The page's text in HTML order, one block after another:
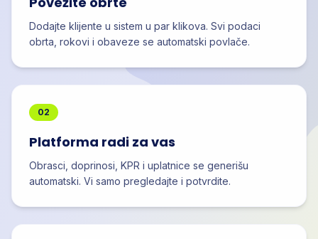
Dodajte klijente u sistem u par klikova. Svi podaci
obrta, rokovi i obaveze se automatski povlače.
02
Platforma radi za vas
Obrasci, doprinosi, KPR i uplatnice se generišu
automatski. Vi samo pregledajte i potvrdite.